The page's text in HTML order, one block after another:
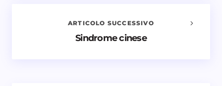
ARTICOLO SUCCESSIVO
Sindrome cinese